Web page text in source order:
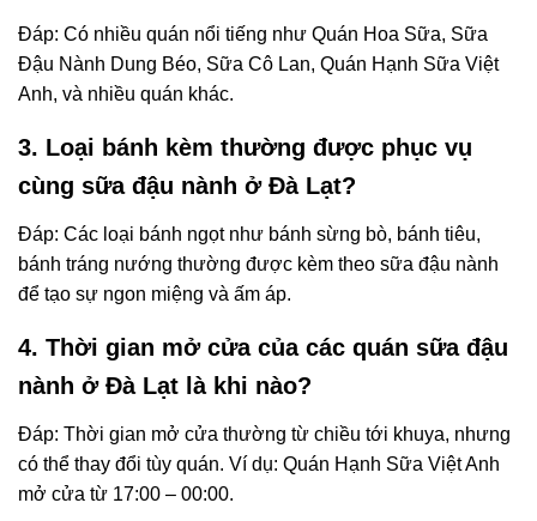
Đáp: Có nhiều quán nổi tiếng như Quán Hoa Sữa, Sữa
Đậu Nành Dung Béo, Sữa Cô Lan, Quán Hạnh Sữa Việt
Anh, và nhiều quán khác.
3. Loại bánh kèm thường được phục vụ
cùng sữa đậu nành ở Đà Lạt?
Đáp: Các loại bánh ngọt như bánh sừng bò, bánh tiêu,
bánh tráng nướng thường được kèm theo sữa đậu nành
để tạo sự ngon miệng và ấm áp.
4. Thời gian mở cửa của các quán sữa đậu
nành ở Đà Lạt là khi nào?
Đáp: Thời gian mở cửa thường từ chiều tới khuya, nhưng
có thể thay đổi tùy quán. Ví dụ: Quán Hạnh Sữa Việt Anh
mở cửa từ 17:00 – 00:00.